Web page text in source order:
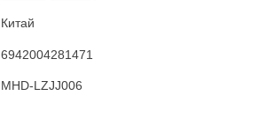
Китай
6942004281471
MHD-LZJJ006